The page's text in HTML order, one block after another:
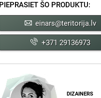
PIEPRASIET ŠO PRODUKTU:
einars@teritorija.lv
+371 29136973
DIZAINERS